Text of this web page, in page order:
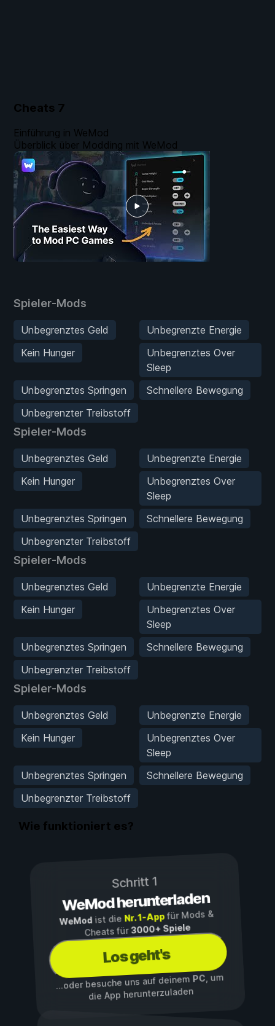
Cheats 7
Spieler-Mods
Unbegrenztes Geld
Unbegrenzte Energie
Kein Hunger
Unbegrenztes Over
Sleep
Unbegrenztes Springen
Schnellere Bewegung
Unbegrenzter Treibstoff
Spieler-Mods
Unbegrenztes Geld
Unbegrenzte Energie
Kein Hunger
Unbegrenztes Over
Sleep
Unbegrenztes Springen
Schnellere Bewegung
Unbegrenzter Treibstoff
Spieler-Mods
Unbegrenztes Geld
Unbegrenzte Energie
Kein Hunger
Unbegrenztes Over
Sleep
Unbegrenztes Springen
Schnellere Bewegung
Unbegrenzter Treibstoff
Spieler-Mods
Unbegrenztes Geld
Unbegrenzte Energie
Kein Hunger
Unbegrenztes Over
Sleep
Unbegrenztes Springen
Schnellere Bewegung
Unbegrenzter Treibstoff
Einführung in WeMod
Überblick über Modding mit WeMod
Wie funktioniert es?
Schritt 1
WeMod herunterladen
WeMod ist die Nr. 1-Appfür Mods &
Cheats für3000+ Spiele
Los geht's
...oder besuche uns auf deinemPC, um
die App herunterzuladen